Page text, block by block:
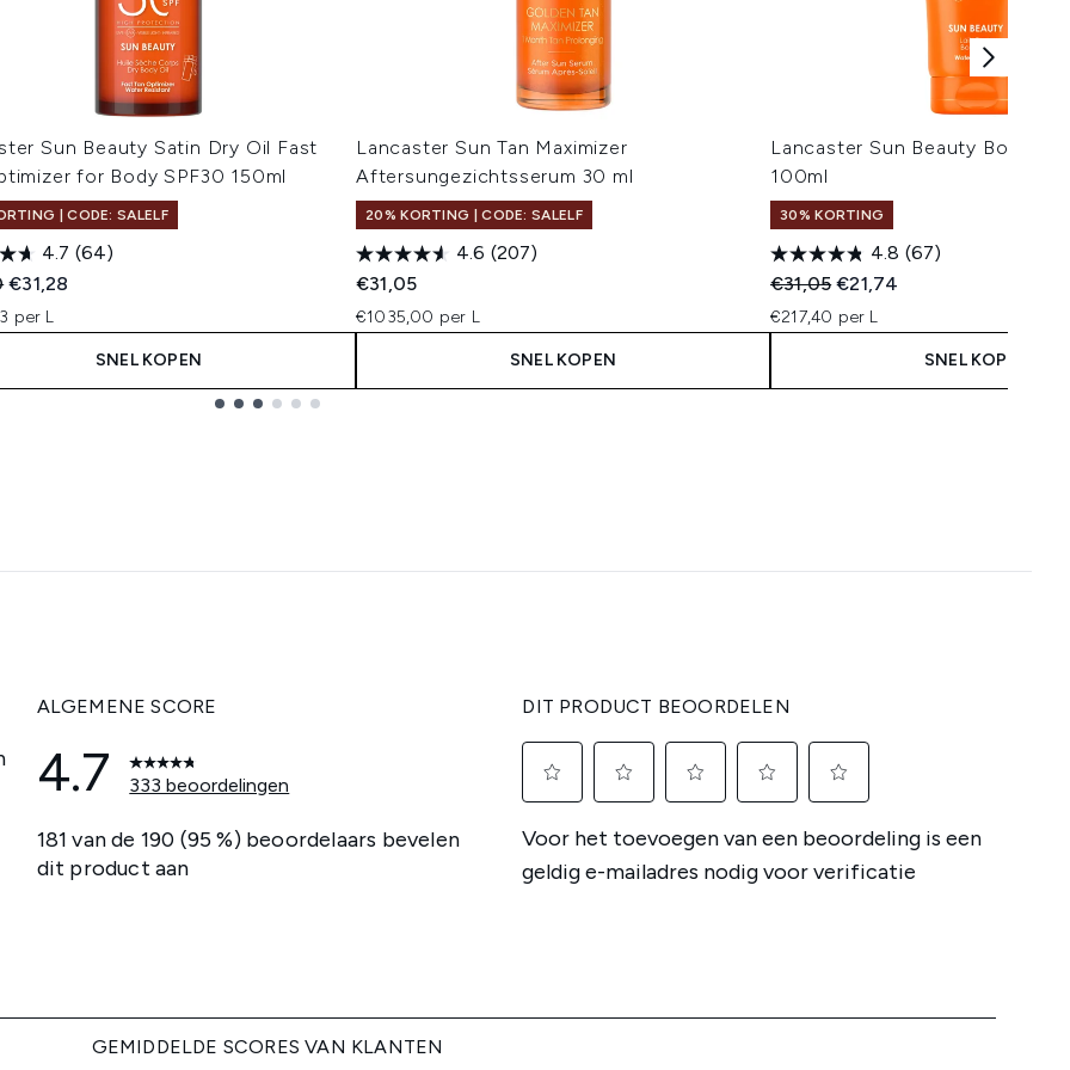
Sun Beauty Satin Dry Oil Fast
for Body SPF30 150ml
| CODE: SALELF
4.7 (64)
Retail Price:
Huidige prijs:
€31,28
per L
SNEL KOPEN
Lancaster Sun Tan Maximizer
Aftersungezichtsserum 30 ml
20% KORTING | CODE: SALELF
4.6 (207)
€31,05
€1035,00 per L
SNEL KOPEN
Lancaster Sun Beauty Body
100ml
30% KORTING
4.8 (67)
Recommended Retail Price:
€31,05Huidige prijs:
€21,74
€217,40 per L
SNEL KOPEN